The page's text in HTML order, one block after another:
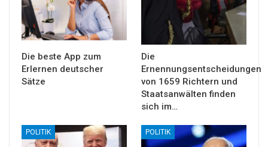
Die beste App zum
Erlernen deutscher
Sätze
Die
Ernennungsentscheidungen
von 1659 Richtern und
Staatsanwälten finden
sich im…
POLITIK POLITIK